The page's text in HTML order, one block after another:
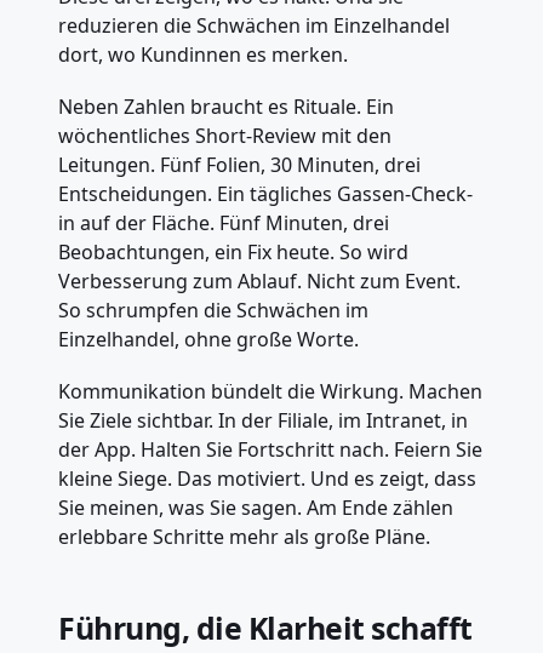
reduzieren die Schwächen im Einzelhandel
dort, wo Kundinnen es merken.
Neben Zahlen braucht es Rituale. Ein
wöchentliches Short-Review mit den
Leitungen. Fünf Folien, 30 Minuten, drei
Entscheidungen. Ein tägliches Gassen-Check-
in auf der Fläche. Fünf Minuten, drei
Beobachtungen, ein Fix heute. So wird
Verbesserung zum Ablauf. Nicht zum Event.
So schrumpfen die Schwächen im
Einzelhandel, ohne große Worte.
Kommunikation bündelt die Wirkung. Machen
Sie Ziele sichtbar. In der Filiale, im Intranet, in
der App. Halten Sie Fortschritt nach. Feiern Sie
kleine Siege. Das motiviert. Und es zeigt, dass
Sie meinen, was Sie sagen. Am Ende zählen
erlebbare Schritte mehr als große Pläne.
Führung, die Klarheit schafft